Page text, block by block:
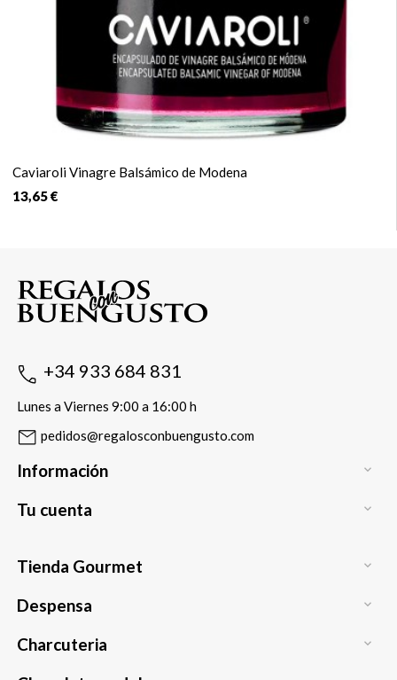
Caviaroli Vinagre Balsámico de Modena
13,65 €
+34 933 684 831
Lunes a Viernes 9:00 a 16:00 h
pedidos@regalosconbuengusto.com
Información 
Tu cuenta 
Tienda Gourmet 
Despensa 
Charcuteria 